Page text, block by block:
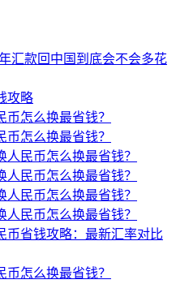
汇款回中国到底会不会多花
攻略
币怎么换最省钱？
币怎么换最省钱？
人民币怎么换最省钱？
人民币怎么换最省钱？
人民币怎么换最省钱？
人民币怎么换最省钱？
币省钱攻略：最新汇率对比
币怎么换最省钱？